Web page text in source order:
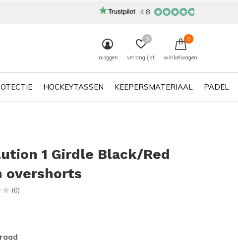
HOCKEYTASSEN KEEPERSMATERIAAL PADEL
inloggen verlanglijst
0
winkelwagen
0
4.8
1 Girdle Black/Red
overshorts
(0)